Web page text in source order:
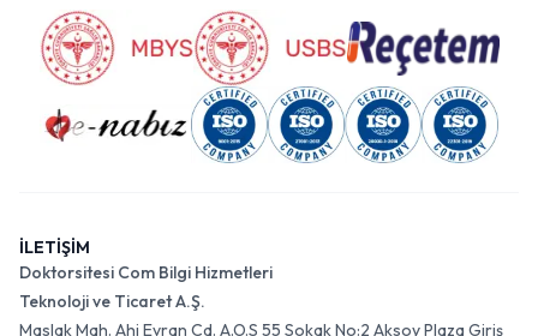
İLETİŞİM
Doktorsitesi Com Bilgi Hizmetleri
Teknoloji ve Ticaret A.Ş.
Maslak Mah. Ahi Evran Cd. A.O.S 55 Sokak No:2 Aksoy Plaza Giriş